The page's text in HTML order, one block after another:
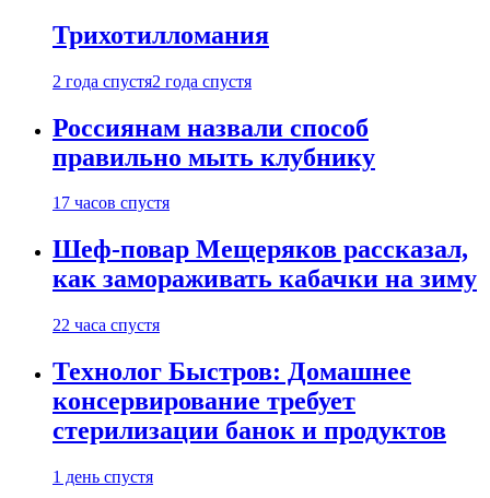
Трихотилломания
2 года спустя2 года спустя
Россиянам назвали способ
правильно мыть клубнику
17 часов спустя
Шеф-повар Мещеряков рассказал,
как замораживать кабачки на зиму
22 часа спустя
Технолог Быстров: Домашнее
консервирование требует
стерилизации банок и продуктов
1 день спустя